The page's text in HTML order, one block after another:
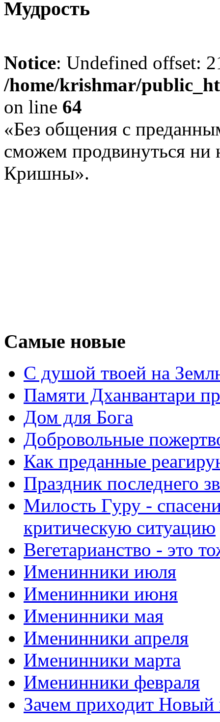
Мудрость
Notice: Undefined offset:
/home/krishmar/
on line 64
«Без общения с
сможем продвинуться ни
Кришны».
Самые новые
С душой твоей на
Памяти Дханвантари
Дом для Бога
Добровольные
Как преданные
Праздник последнего
Милость Гуру -
критическую ситуацию
Вегетарианство - это
Именинники июля
Именинники июня
Именинники мая
Именинники апреля
Именинники марта
Именинники февраля
Зачем приходит Новый